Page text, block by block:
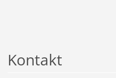
Kontakt